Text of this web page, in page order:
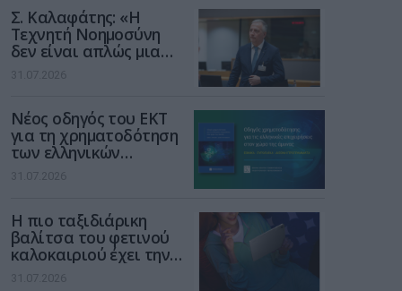
Σ. Καλαφάτης: «Η
Τεχνητή Νοημοσύνη
δεν είναι απλώς μια
νέα τεχνολογία, είναι
μια νέα βιομηχανική
31.07.2026
Νέος οδηγός του ΕΚΤ
για τη χρηματοδότηση
των ελληνικών
επιχειρήσεων στον
χώρο της άμυνας
31.07.2026
Η πιο ταξιδιάρικη
βαλίτσα του φετινού
καλοκαιριού έχει την
υπογραφή της Xiaomi
31.07.2026